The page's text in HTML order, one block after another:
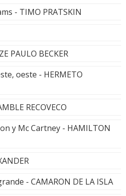
- TIMO PRATSKIN
PAULO BECKER
oeste - HERMETO
RECOVECO
y Mc Cartney - HAMILTON
- CAMARON DE LA ISLA